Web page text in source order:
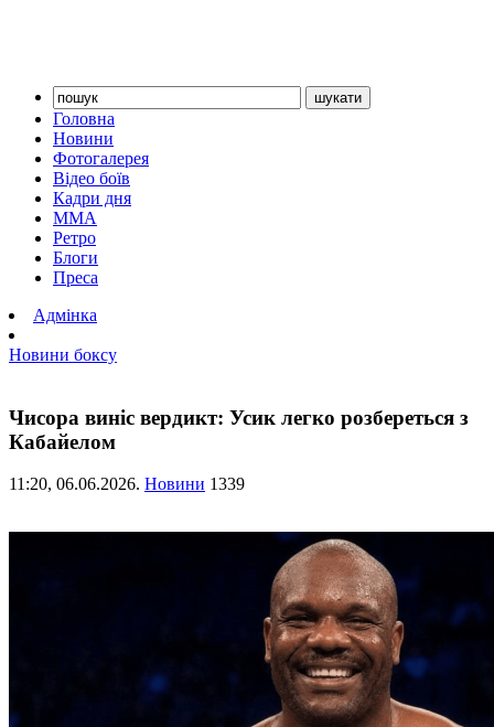
Головна
Новини
Фотогалерея
Відео боїв
Кадри дня
ММА
Ретро
Блоги
Преса
Адмінка
Новини боксу
Чисора виніс вердикт: Усик легко розбереться з
Кабайелом
11:20, 06.06.2026. Новини 1339